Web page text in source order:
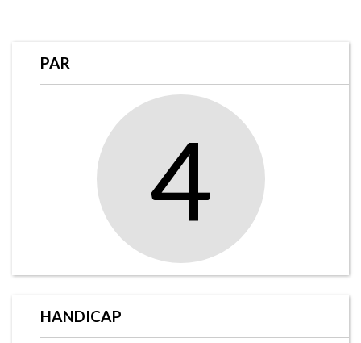
PAR
4
HANDICAP